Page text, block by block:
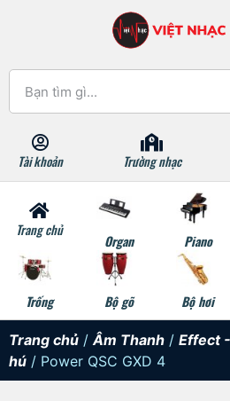
Tài khoản Trường nhạc
Trang chủ
Organ Piano
Trống Bộ gõ Bộ hơi
Trang chủ / Âm Thanh / Effect
hú / Power QSC GXD 4